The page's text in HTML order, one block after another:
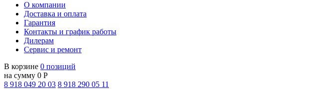
О компании
Доставка и оплата
Гарантия
Контакты и график работы
Дилерам
Сервис и ремонт
В корзине 0 позиций
на сумму 0 Р
8 918 049 20 03 8 918 290 05 11